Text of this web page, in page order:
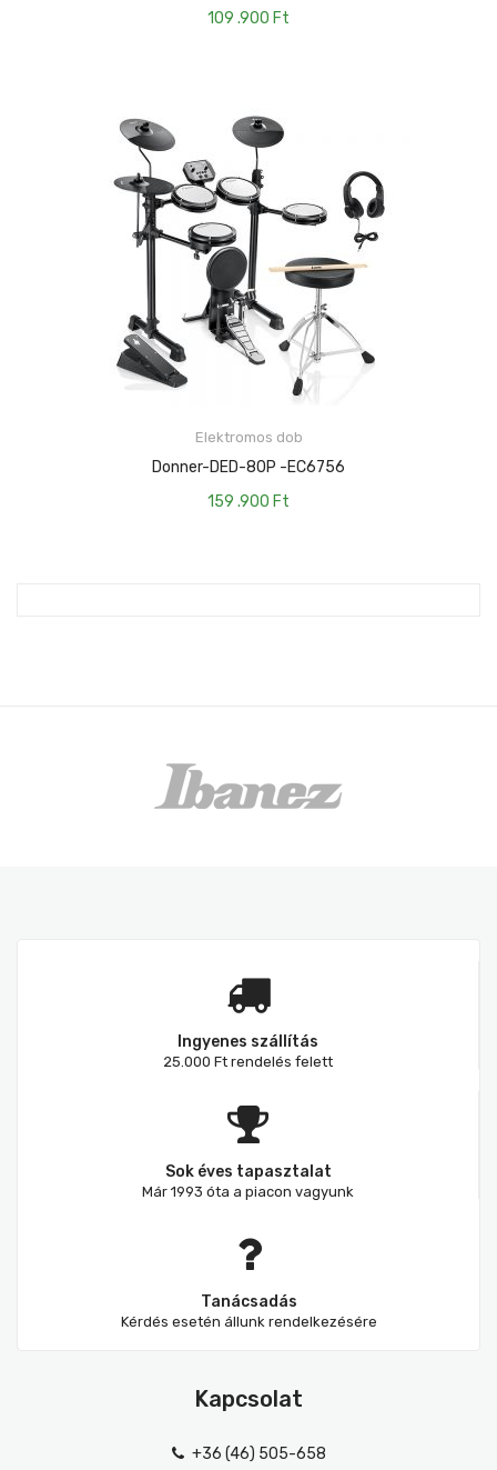
109 .900 Ft
Elektromos dob
Donner-DED-80P -EC6756
159 .900 Ft
KOSÁRBA TESZEM
Ingyenes szállítás
25.000 Ft rendelés felett
Sok éves tapasztalat
Már 1993 óta a piacon vagyunk
Tanácsadás
Kérdés esetén állunk rendelkezésére
Kapcsolat
+36 (46) 505-658